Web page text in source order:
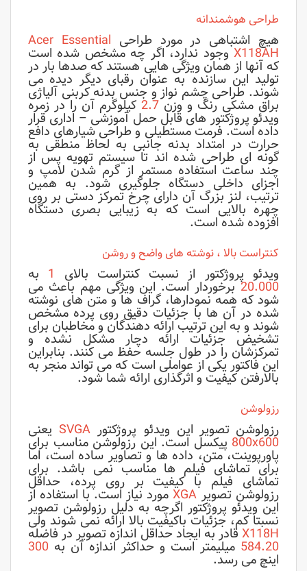
طراحی هوشمندانه
هیچ اشتباهی در مورد طراحی Acer Essential
X118AH وجود ندارد، اگر چه مشخص شده است
که آنها از همان ویژگی هایی هستند که صدها بار در
تولید این سازنده به عنوان رقبای دیگر دیده می
شوند. طراحی چشم نواز و جنس بدنه کربنی آلیاژی
براق مشکی رنگ و وزن2.7 کیلوگرم آن را در زمره
ویدئو پروژکتور های قابل حمل آموزشی – اداری قرار
داده است. فرمت مستطیلی و طراحی شیارهای دافع
حرارت در امتداد بدنه جانبی به لحاظ منطقی به
گونه ای طراحی شده اند تا سیستم تهویه پس از
چند ساعت استفاده مستمر از گرم شدن لامپ و
اجزای داخلی دستگاه جلوگیری شود. به همین
ترتیب، لنز بزرگ آن دارای چرخ تمرکز دستی بر روی
چهره بالایی است که به زیبایی بصری دستگاه
افزوده شده است.
کنتراست بالا ، نوشته های واضح و روشن
ویدئو پروژکتور از نسبت کنتراست بالای به
20.000برخوردار است. این ویژگی مهم باعث می
شود که همه نمودارها، گراف ها و متن های نوشته
شده در آن ها با جزئیات دقیق روی پرده مشخص
شوند و به این ترتیب ارائه دهندگان و مخاطبان برای
تشخیض جزئیات ارائه دچار مشکل نشده و
تمرکزشان را در طول جلسه حفظ می کنند. بنابراین
این فاکتور یکی از عواملی است که می تواند منجر به
بالارفتن کیفیت و اثرگذاری ارائه شما شود.
رزولوشن
رزولوشن تصویر این ویدئو پروژکتور یعنی
800x600 پیکسل است. این رزولوشن مناسب برای
پاورپوینت، متن، داده ها و تصاویر ساده است، اما
برای تماشای فیلم ها مناسب نمی باشد. برای
تماشای فیلم با کیفیت بر روی پرده، حداقل
رزولوشن تصویرXGAمورد نیاز است. با استفاده از
این ویدئو پروژکتور اگرچه به دلیل رزولوشن تصویر
نسبتا کم، جزئیات باکیفیت بالا ارائه نمی شوند ولی
X118Hقادر به ایجاد حداقل اندازه تصویر در فاضله
584.20 میلیمتر است و حداکثر اندازه آن به
اینچ می رسد.